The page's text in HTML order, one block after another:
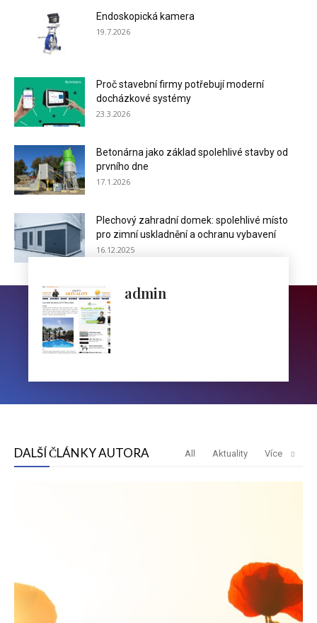
Endoskopická kamera
19.7.2026
Proč stavební firmy potřebují moderní
docházkové systémy
23.3.2026
Betonárna jako základ spolehlivé stavby od
prvního dne
17.1.2026
Plechový zahradní domek: spolehlivé místo
pro zimní uskladnění a ochranu vybavení
16.12.2025
admin
DALŠÍ ČLÁNKY AUTORA All Aktuality Více